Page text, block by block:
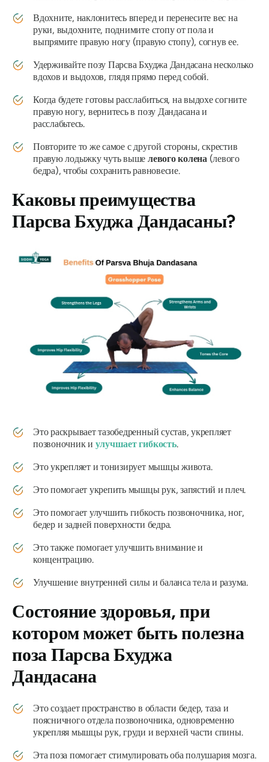
Вдохните, наклонитесь вперед и перенесите вес на
руки, выдохните, поднимите стопу от пола и
выпрямите правую ногу (правую стопу), согнув ее.
Удерживайте позу Парсва Бхуджа Дандасана несколько
вдохов и выдохов, глядя прямо перед собой.
Когда будете готовы расслабиться, на выдохе согните
правую ногу, вернитесь в позу Дандасана и
расслабьтесь.
Повторите то же самое с другой стороны, скрестив
правую лодыжку чуть выше левого колена(левого
бедра), чтобы сохранить равновесие.
Каковы преимущества
Парсва Бхуджа Дандасаны?
Это раскрывает тазобедренный сустав, укрепляет
позвоночник и улучшает гибкость.
Это укрепляет и тонизирует мышцы живота.
Это помогает укрепить мышцы рук, запястий и плеч.
Это помогает улучшить гибкость позвоночника, ног,
бедер и задней поверхности бедра.
Это также помогает улучшить внимание и
концентрацию.
Улучшение внутренней силы и баланса тела и разума.
Состояние здоровья, при
котором может быть полезна
позаПарсва Бхуджа
Дандасана
Это создает пространство в области бедер, таза и
поясничного отдела позвоночника, одновременно
укрепляя мышцы рук, груди и верхней части спины.
Эта поза помогает стимулировать оба полушария мозга.